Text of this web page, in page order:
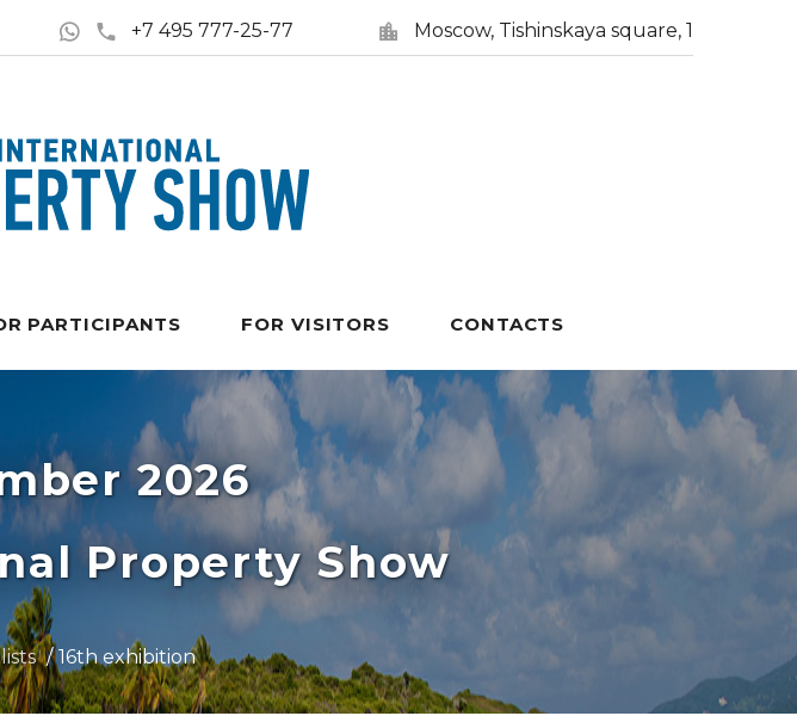
+7 495 777-25-77 Moscow, Tishinskaya square, 1
PARTICIPANTS FOR VISITORS CONTACTS
2026
Property Show
16th exhibition